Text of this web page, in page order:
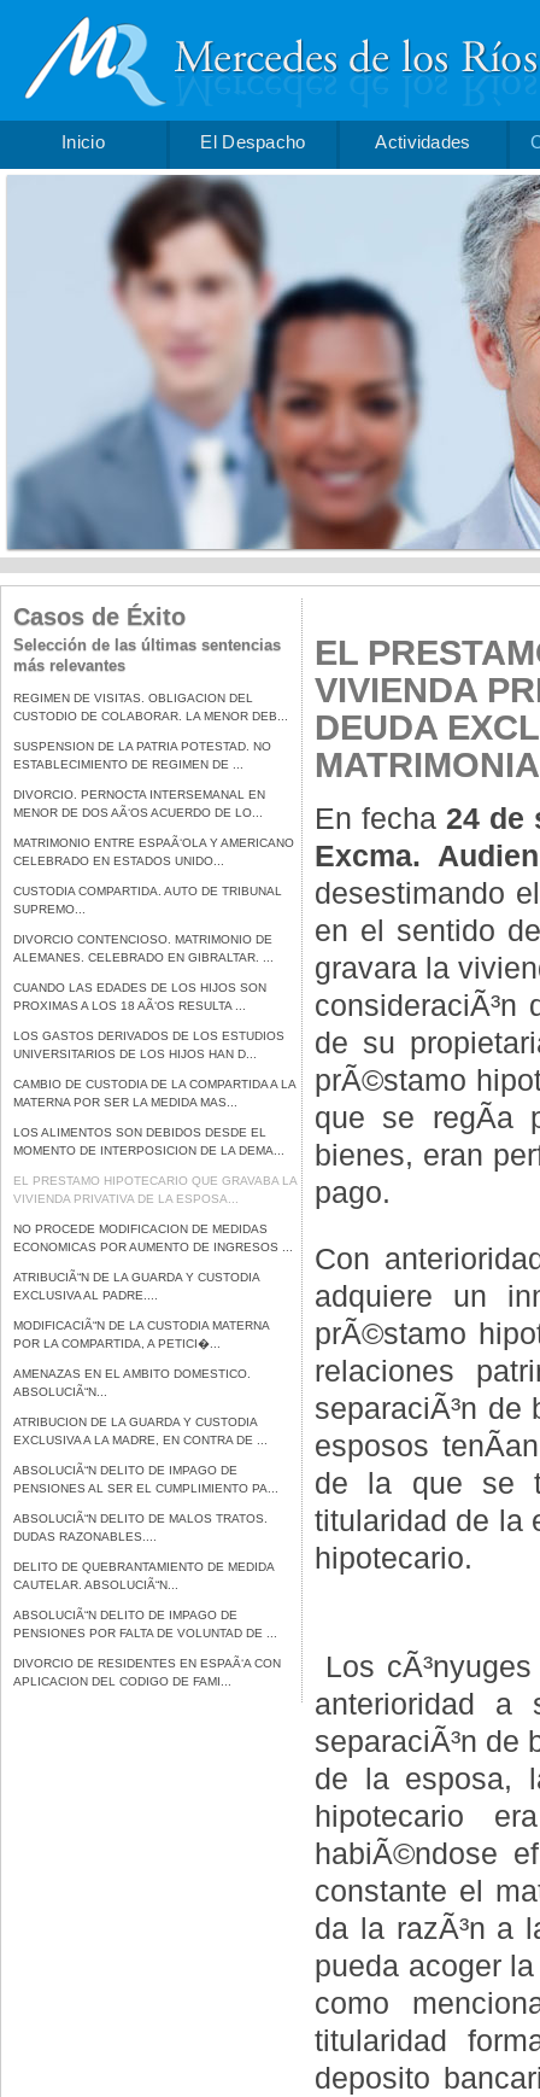
Inicio El Despacho Actividades
Casos de Éxito
Selección de las últimas sentencias
más relevantes
REGIMEN DE VISITAS. OBLIGACION DEL
CUSTODIO DE COLABORAR. LA MENOR DEB...
SUSPENSION DE LA PATRIA POTESTAD. NO
ESTABLECIMIENTO DE REGIMEN DE ...
DIVORCIO. PERNOCTA INTERSEMANAL EN
MENOR DE DOS AÃ‘OS ACUERDO DE LO...
MATRIMONIO ENTRE ESPAÃ‘OLA Y AMERICANO
CELEBRADO EN ESTADOS UNIDO...
CUSTODIA COMPARTIDA. AUTO DE TRIBUNAL
SUPREMO...
DIVORCIO CONTENCIOSO. MATRIMONIO DE
ALEMANES. CELEBRADO EN GIBRALTAR. ...
CUANDO LAS EDADES DE LOS HIJOS SON
PROXIMAS A LOS 18 AÃ‘OS RESULTA ...
LOS GASTOS DERIVADOS DE LOS ESTUDIOS
UNIVERSITARIOS DE LOS HIJOS HAN D...
CAMBIO DE CUSTODIA DE LA COMPARTIDA A LA
MATERNA POR SER LA MEDIDA MAS...
LOS ALIMENTOS SON DEBIDOS DESDE EL
MOMENTO DE INTERPOSICION DE LA DEMA...
EL PRESTAMO HIPOTECARIO QUE GRAVABA LA
VIVIENDA PRIVATIVA DE LA ESPOSA...
NO PROCEDE MODIFICACION DE MEDIDAS
ECONOMICAS POR AUMENTO DE INGRESOS ...
ATRIBUCIÃ“N DE LA GUARDA Y CUSTODIA
EXCLUSIVA AL PADRE....
MODIFICACIÃ“N DE LA CUSTODIA MATERNA
POR LA COMPARTIDA, A PETICI�...
AMENAZAS EN EL AMBITO DOMESTICO.
ABSOLUCIÃ“N...
ATRIBUCION DE LA GUARDA Y CUSTODIA
EXCLUSIVA A LA MADRE, EN CONTRA DE ...
ABSOLUCIÃ“N DELITO DE IMPAGO DE
PENSIONES AL SER EL CUMPLIMIENTO PA...
ABSOLUCIÃ“N DELITO DE MALOS TRATOS.
DUDAS RAZONABLES....
DELITO DE QUEBRANTAMIENTO DE MEDIDA
CAUTELAR. ABSOLUCIÃ“N...
ABSOLUCIÃ“N DELITO DE IMPAGO DE
PENSIONES POR FALTA DE VOLUNTAD DE ...
DIVORCIO DE RESIDENTES EN ESPAÃ‘A CON
APLICACION DEL CODIGO DE FAMI...
EL
VIVIENDA
DEUDA
En fecha 24 de
Excma.
desestimando
en el sentido
gravara la
de su
prÃ©stamo
que se regÃ­a
bienes, eran
pago.
Con
adquiere un
prÃ©stamo
relaciones
separaciÃ³n
esposos
de la que se
titularidad de la
hipotecario.
Los
anterioridad a
separaciÃ³n de
de la esposa,
hipotecario
habiÃ©ndose
constante el
da la razÃ³n a
pueda acoger
como
titularidad
deposito